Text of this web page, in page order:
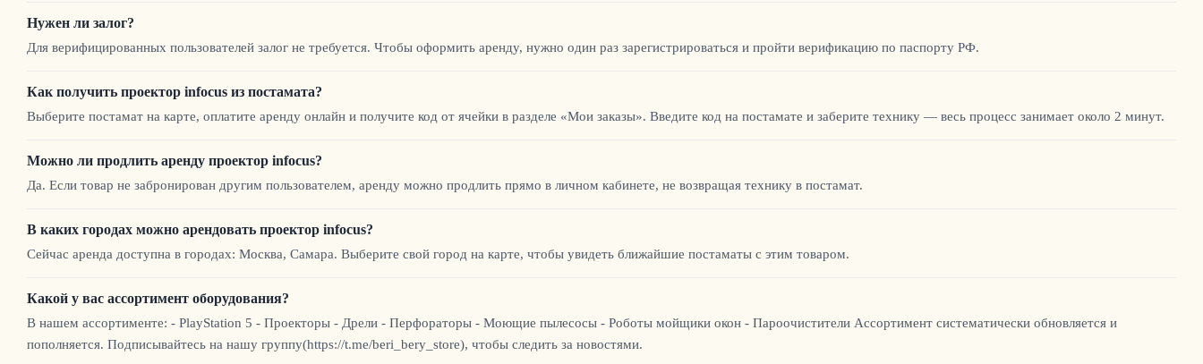
Нужен ли залог?
Для верифицированных пользователей залог не требуется. Чтобы оформить аренду, нужно один раз зарегистрироваться и пройти верификацию по паспорту РФ.
Как получить проектор infocus из постамата?
Выберите постамат на карте, оплатите аренду онлайн и получите код от ячейки в разделе «Мои заказы». Введите код на постамате и заберите технику — весь процесс занимает около 2 минут.
Можно ли продлить аренду проектор infocus?
Да. Если товар не забронирован другим пользователем, аренду можно продлить прямо в личном кабинете, не возвращая технику в постамат.
В каких городах можно арендовать проектор infocus?
Сейчас аренда доступна в городах: Москва, Самара. Выберите свой город на карте, чтобы увидеть ближайшие постаматы с этим товаром.
Какой у вас ассортимент оборудования?
В нашем ассортименте: - PlayStation 5 - Проекторы - Дрели - Перфораторы - Моющие пылесосы - Роботы мойщики окон - Пароочистители Ассортимент систематически обновляется и
пополняется. Подписывайтесь на нашу группу(https://t.me/beri_bery_store), чтобы следить за новостями.